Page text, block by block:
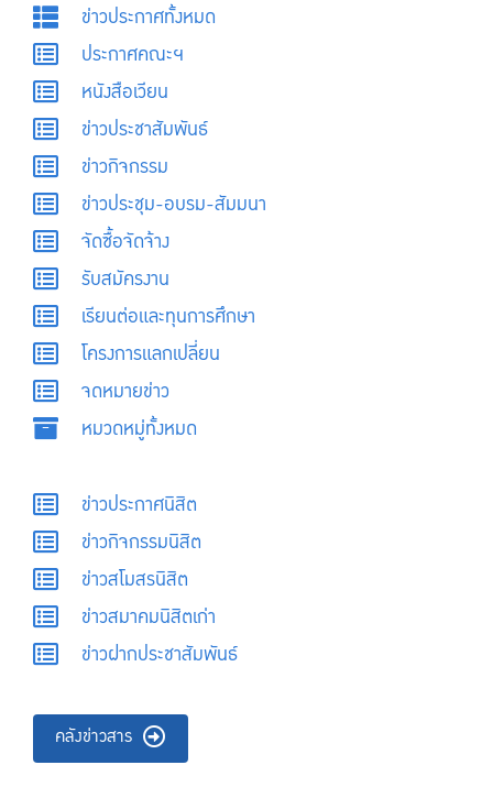
ข่าวประกาศทั้งหมด
ประกาศคณะฯ
หนังสือเวียน
ข่าวประชาสัมพันธ์
ข่าวกิจกรรม
ข่าวประชุม-อบรม-สัมมนา
จัดซื้อจัดจ้าง
รับสมัครงาน
เรียนต่อและทุนการศึกษา
โครงการแลกเปลี่ยน
จดหมายข่าว
หมวดหมู่ทั้งหมด
ข่าวประกาศนิสิต
ข่าวกิจกรรมนิสิต
ข่าวสโมสรนิสิต
ข่าวสมาคมนิสิตเก่า
ข่าวฝากประชาสัมพันธ์
คลังข่าวสาร